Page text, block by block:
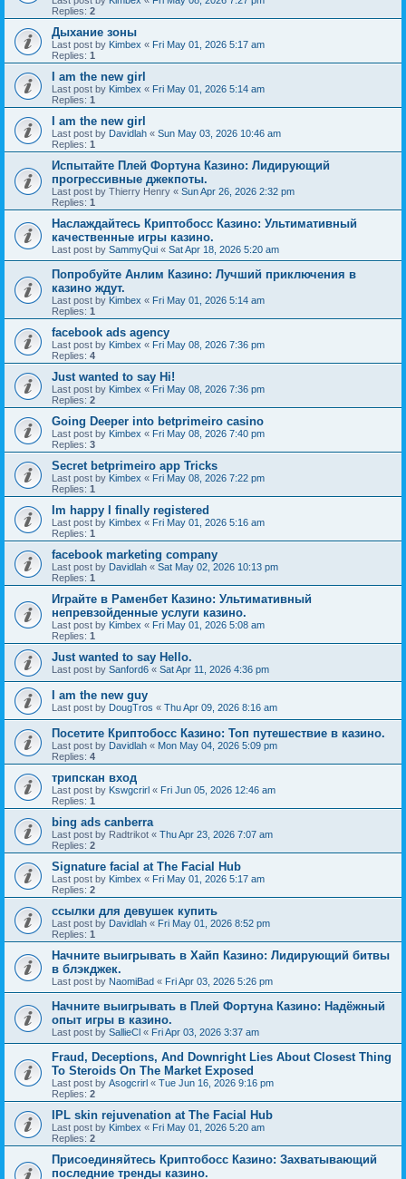
Replies: 2
Дыхание зоны
Last post by Kimbex « Fri May 01, 2026 5:17 am
Replies: 1
I am the new girl
Last post by Kimbex « Fri May 01, 2026 5:14 am
Replies: 1
I am the new girl
Last post by Davidlah « Sun May 03, 2026 10:46 am
Replies: 1
Испытайте Плей Фортуна Казино: Лидирующий
прогрессивные джекпоты.
Last post by Thierry Henry « Sun Apr 26, 2026 2:32 pm
Replies: 1
Наслаждайтесь Криптобосс Казино: Ультимативный
качественные игры казино.
Last post by SammyQui « Sat Apr 18, 2026 5:20 am
Попробуйте Анлим Казино: Лучший приключения в
казино ждут.
Last post by Kimbex « Fri May 01, 2026 5:14 am
Replies: 1
facebook ads agency
Last post by Kimbex « Fri May 08, 2026 7:36 pm
Replies: 4
Just wanted to say Hi!
Last post by Kimbex « Fri May 08, 2026 7:36 pm
Replies: 2
Going Deeper into betprimeiro casino
Last post by Kimbex « Fri May 08, 2026 7:40 pm
Replies: 3
Secret betprimeiro app Tricks
Last post by Kimbex « Fri May 08, 2026 7:22 pm
Replies: 1
Im happy I finally registered
Last post by Kimbex « Fri May 01, 2026 5:16 am
Replies: 1
facebook marketing company
Last post by Davidlah « Sat May 02, 2026 10:13 pm
Replies: 1
Играйте в Раменбет Казино: Ультимативный
непревзойденные услуги казино.
Last post by Kimbex « Fri May 01, 2026 5:08 am
Replies: 1
Just wanted to say Hello.
Last post by Sanford6 « Sat Apr 11, 2026 4:36 pm
I am the new guy
Last post by DougTros « Thu Apr 09, 2026 8:16 am
Посетите Криптобосс Казино: Топ путешествие в казино.
Last post by Davidlah « Mon May 04, 2026 5:09 pm
Replies: 4
трипскан вход
Last post by Kswgcrirl « Fri Jun 05, 2026 12:46 am
Replies: 1
bing ads canberra
Last post by Radtrikot « Thu Apr 23, 2026 7:07 am
Replies: 2
Signature facial at The Facial Hub
Last post by Kimbex « Fri May 01, 2026 5:17 am
Replies: 2
ссылки для девушек купить
Last post by Davidlah « Fri May 01, 2026 8:52 pm
Replies: 1
Начните выигрывать в Хайп Казино: Лидирующий битвы
в блэкджек.
Last post by NaomiBad « Fri Apr 03, 2026 5:26 pm
Начните выигрывать в Плей Фортуна Казино: Надёжный
опыт игры в казино.
Last post by SallieCl « Fri Apr 03, 2026 3:37 am
Fraud, Deceptions, And Downright Lies About Closest Thing
To Steroids On The Market Exposed
Last post by Asogcrirl « Tue Jun 16, 2026 9:16 pm
Replies: 2
IPL skin rejuvenation at The Facial Hub
Last post by Kimbex « Fri May 01, 2026 5:20 am
Replies: 2
Присоединяйтесь Криптобосс Казино: Захватывающий
последние тренды казино.